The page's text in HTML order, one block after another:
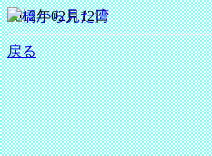
2012年02月12日
戻る